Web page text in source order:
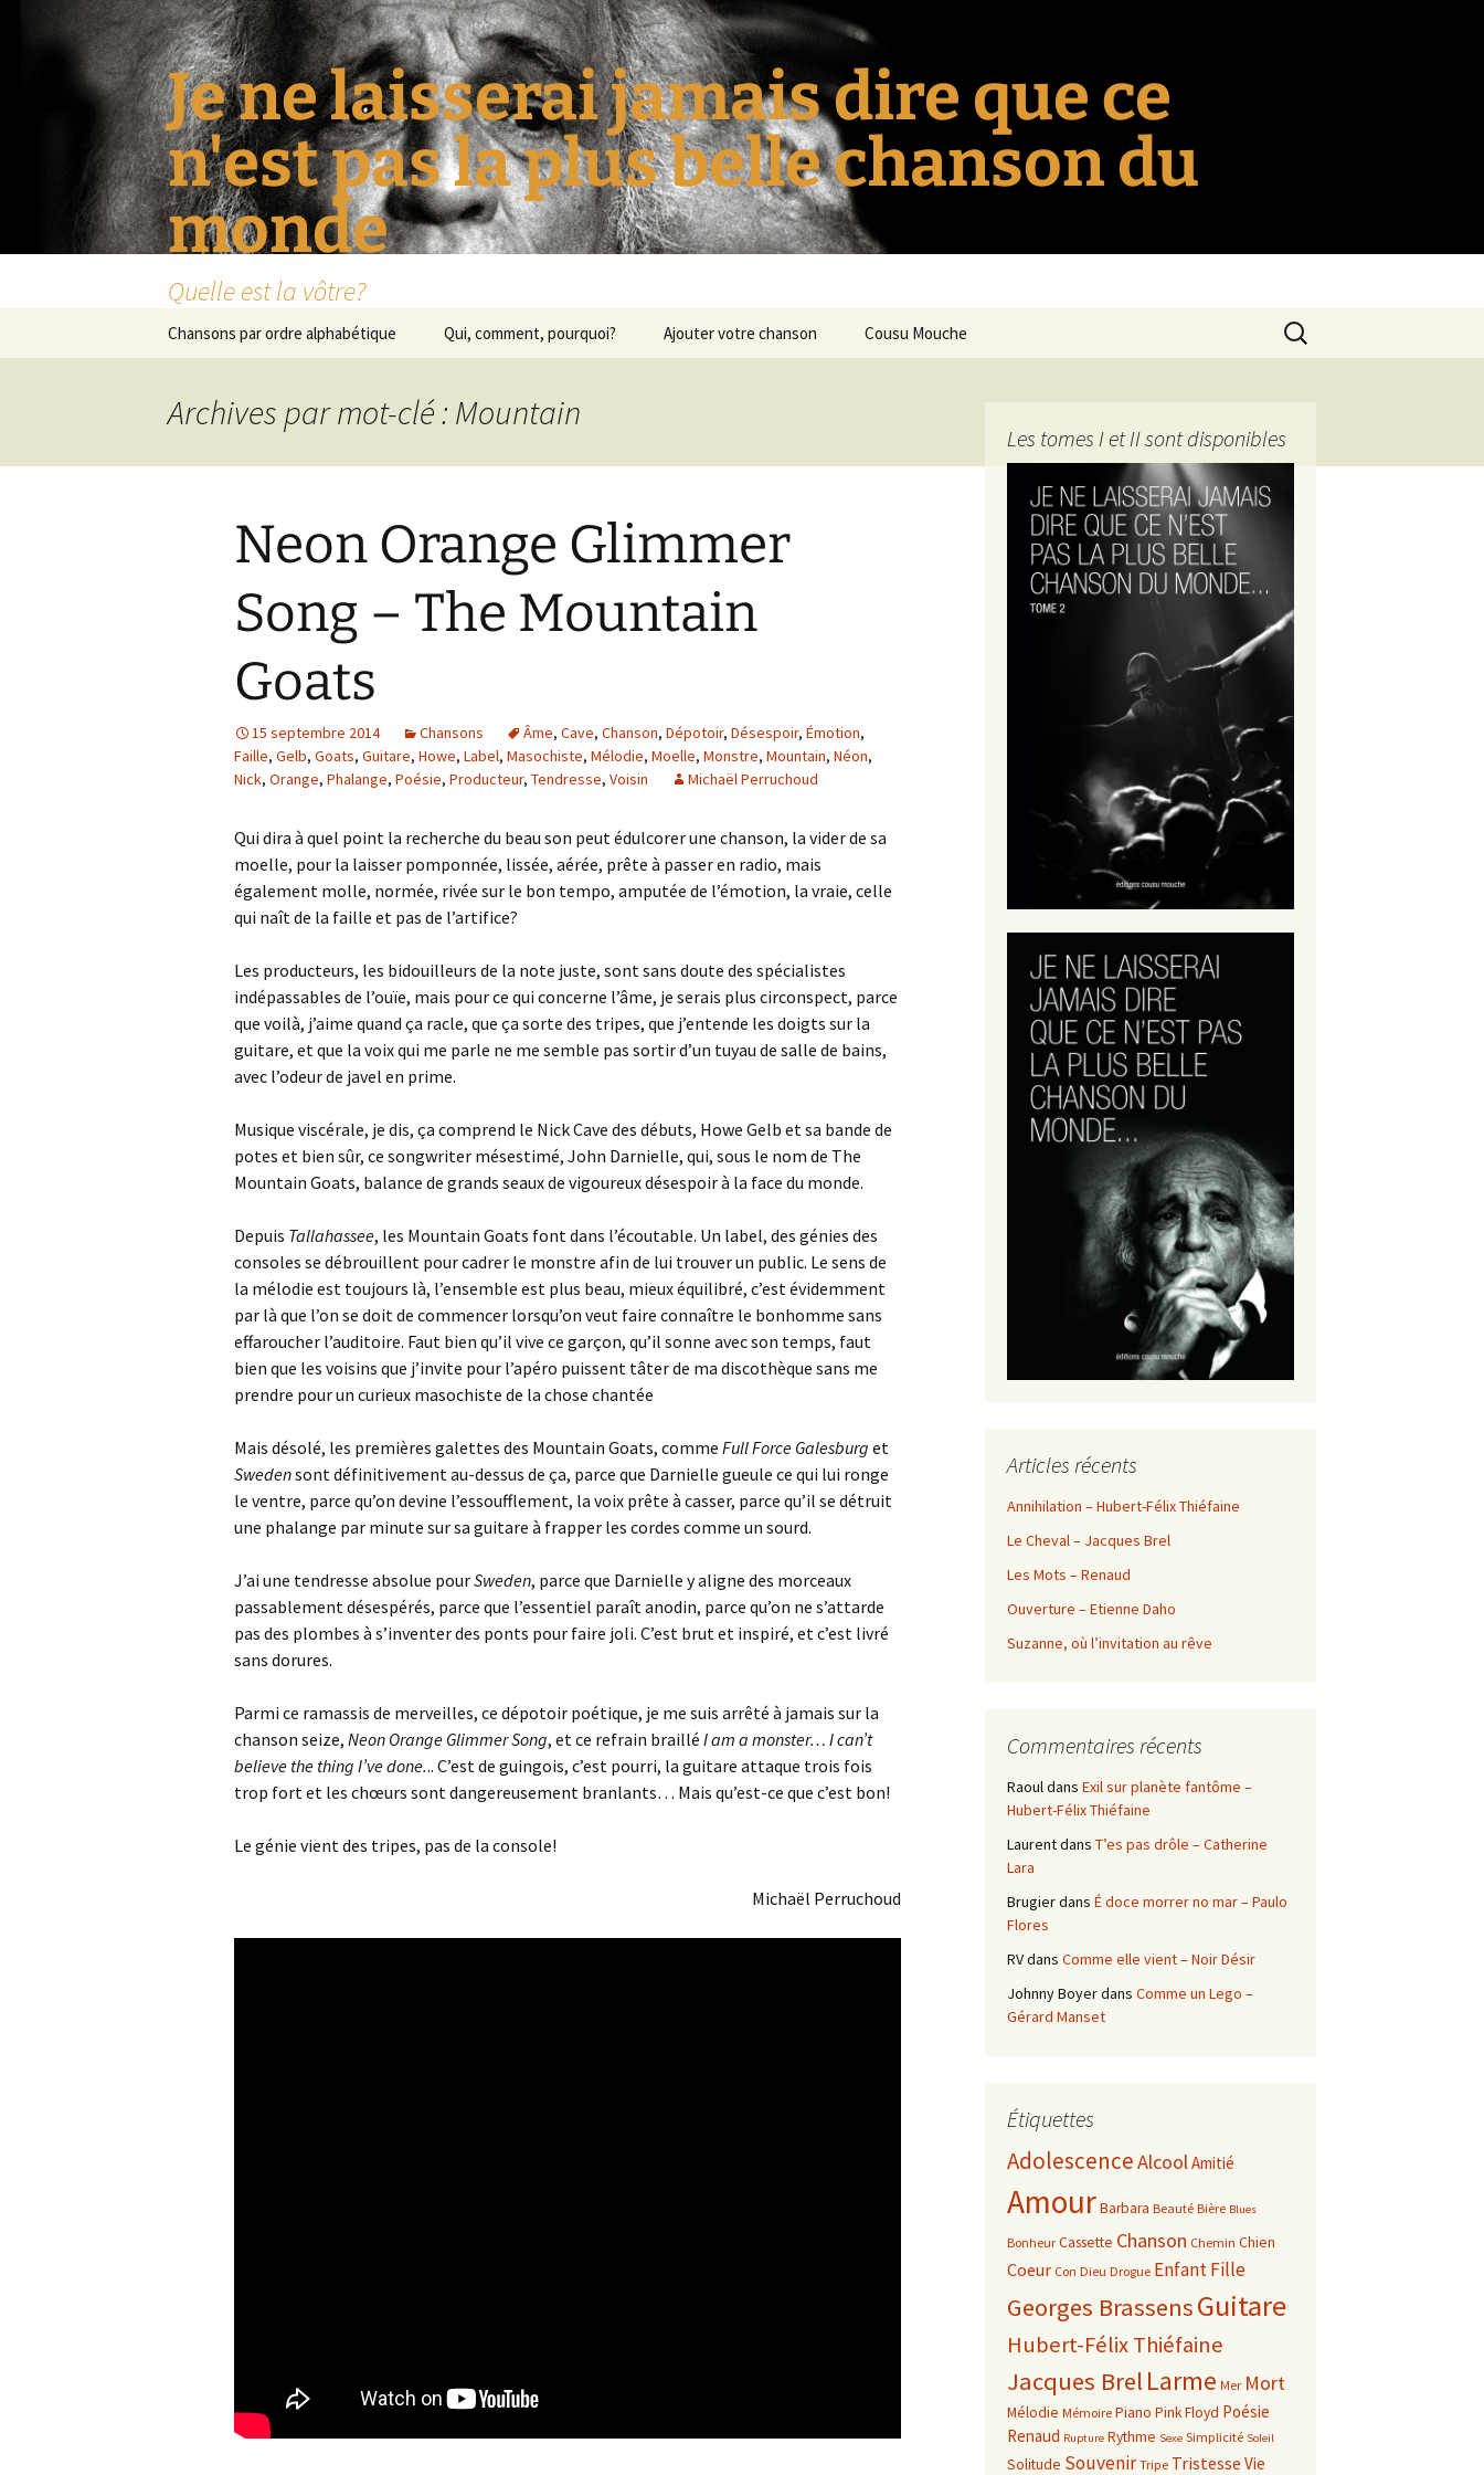
Je ne laisserai jamais dire que ce
n'est pas la plus belle chanson du
monde
Quelle est la vôtre?
Chansons par ordre alphabétique Qui, comment, pourquoi? Ajouter votre chanson Cousu Mouche
Rechercher :
Archives par mot-clé : Mountain
Neon Orange Glimmer
Song – The Mountain
Goats
15 septembre 2014 Chansons Âme, Cave, Chanson, Dépotoir, Désespoir, Émotion,
Faille, Gelb, Goats, Guitare, Howe, Label, Masochiste, Mélodie, Moelle, Monstre, Mountain, Néon,
Nick, Orange, Phalange, Poésie, Producteur, Tendresse, Voisin Michaël Perruchoud
Qui dira à quel point la recherche du beau son peut édulcorer une chanson, la vider de sa
moelle, pour la laisser pomponnée, lissée, aérée, prête à passer en radio, mais
également molle, normée, rivée sur le bon tempo, amputée de l’émotion, la vraie, celle
qui naît de la faille et pas de l’artifice?
Les producteurs, les bidouilleurs de la note juste, sont sans doute des spécialistes
indépassables de l’ouïe, mais pour ce qui concerne l’âme, je serais plus circonspect, parce
que voilà, j’aime quand ça racle, que ça sorte des tripes, que j’entende les doigts sur la
guitare, et que la voix qui me parle ne me semble pas sortir d’un tuyau de salle de bains,
avec l’odeur de javel en prime.
Musique viscérale, je dis, ça comprend le Nick Cave des débuts, Howe Gelb et sa bande de
potes et bien sûr, ce songwriter mésestimé, John Darnielle, qui, sous le nom de The
Mountain Goats, balance de grands seaux de vigoureux désespoir à la face du monde.
Depuis Tallahassee, les Mountain Goats font dans l’écoutable. Un label, des génies des
consoles se débrouillent pour cadrer le monstre afin de lui trouver un public. Le sens de
la mélodie est toujours là, l’ensemble est plus beau, mieux équilibré, c’est évidemment
par là que l’on se doit de commencer lorsqu’on veut faire connaître le bonhomme sans
effaroucher l’auditoire. Faut bien qu’il vive ce garçon, qu’il sonne avec son temps, faut
bien que les voisins que j’invite pour l’apéro puissent tâter de ma discothèque sans me
prendre pour un curieux masochiste de la chose chantée
Mais désolé, les premières galettes des Mountain Goats, comme Full Force Galesburg et
Swedensont définitivement au-dessus de ça, parce que Darnielle gueule ce qui lui ronge
le ventre, parce qu’on devine l’essoufflement, la voix prête à casser, parce qu’il se détruit
une phalange par minute sur sa guitare à frapper les cordes comme un sourd.
J’ai une tendresse absolue pourSweden, parce que Darnielle y aligne des morceaux
passablement désespérés, parce que l’essentiel paraît anodin, parce qu’on ne s’attarde
pas des plombes à s’inventer des ponts pour faire joli. C’est brut et inspiré, et c’est livré
sans dorures.
Parmi ce ramassis de merveilles, ce dépotoir poétique, je me suis arrêté à jamais sur la
chanson seize, Neon Orange Glimmer Song, et ce refrain braillé I am a monster… I can’t
believe the thing I’ve done... C’est de guingois, c’est pourri, la guitare attaque trois fois
trop fort et les chœurs sont dangereusement branlants… Mais qu’est-ce que c’est bon!
Le génie vient des tripes, pas de la console!
Michaël Perruchoud
Les tomes I et II sont disponibles
Articles récents
Annihilation – Hubert-Félix Thiéfaine
Le Cheval – Jacques Brel
Les Mots – Renaud
Ouverture – Etienne Daho
Suzanne, où l’invitation au rêve
Commentaires récents
Raouldans Exil sur planète fantôme –
Hubert-Félix Thiéfaine
Laurentdans T’es pas drôle – Catherine
Lara
Brugierdans É doce morrer no mar – Paulo
Flores
RVdans Comme elle vient – Noir Désir
Johnny Boyerdans Comme un Lego –
Gérard Manset
Étiquettes
AdolescenceAlcoolAmitié
AmourBarbara Beauté Bière Blues
Bonheur Cassette Chanson Chemin Chien
Coeur Con Dieu Drogue EnfantFille
Georges BrassensGuitare
Hubert-Félix Thiéfaine
Jacques Brel Larme Mer Mort
Mélodie Mémoire Piano Pink Floyd Poésie
Renaud Rupture Rythme Sexe Simplicité Soleil
Solitude Souvenir Tripe Tristesse Vie